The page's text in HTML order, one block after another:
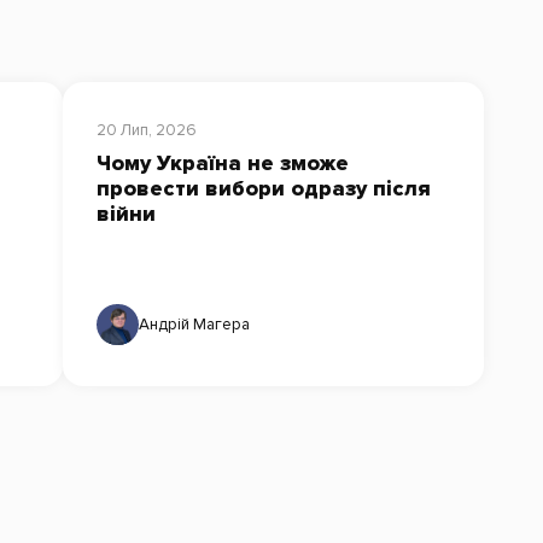
20 Лип, 2026
Чому Україна не зможе
провести вибори одразу після
війни
Андрій Магера